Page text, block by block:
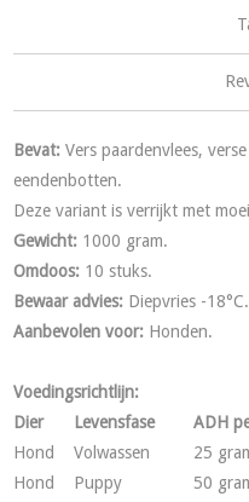
Bevat: Vers paardenvlees,
eendenbotten.
Deze variant is verrijkt met
Gewicht: 1000 gram.
Omdoos: 10 stuks.
Bewaar advies: Diepvries -18°C.
Aanbevolen voor: Honden.
Voedingsrichtlijn:
Dier
Levensfase
ADH
Hond
Volwassen
25
Hond
Puppy 50